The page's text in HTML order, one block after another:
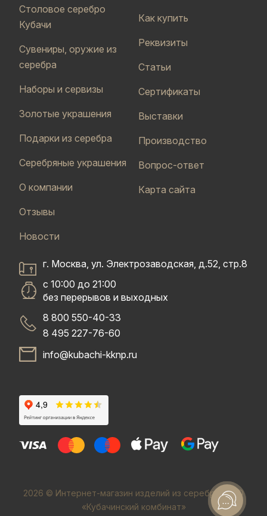
Столовое серебро
Кубачи
Сувениры, оружие из
серебра
Наборы и сервизы
Золотые украшения
Подарки из серебра
Серебряные украшения
О компании
Отзывы
Новости
Как купить
Реквизиты
Статьи
Сертификаты
Выставки
Производство
Вопрос-ответ
Карта сайта
г. Москва, ул. Электрозаводская, д.52, стр.8
с 10:00 до 21:00
без перерывов и выходных
8 800 550-40-33
8 495 227-76-60
info@kubachi-kknp.ru
2026 © Интернет-магазин изделий из серебра. ООО
«Кубачинский комбинат»